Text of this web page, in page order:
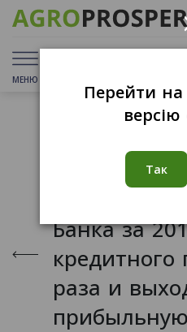
МЕНЮ
Банка за
раза и
Перейти на
версію
Так